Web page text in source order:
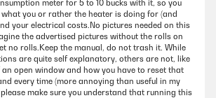
meter for 5 to 10 bucks with it, so you
what you or rather the heater is doing for (and
your electrical costs.No pictures needed on this
the advertised pictures without the rolls on
no rolls.Keep the manual, do not trash it. While
are quite self explanatory, others are not, like
open window and how you have to reset that
every time (more annoying than useful in my
make sure you understand that running this